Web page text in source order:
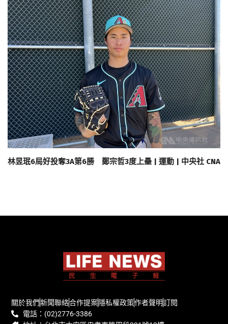
林昱珉6局好投奪3A第6勝 鄭宗哲3度上壘 | 運動 | 中央社 CNA
關於我們新聞聯絡合作提案隱私權政策作者聲明訂閱
電話：(02)2776-3386